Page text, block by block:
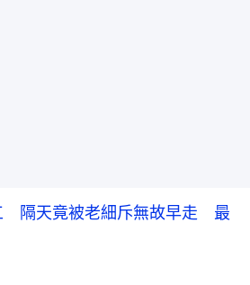
隔天竟被老細斥無故早走 最